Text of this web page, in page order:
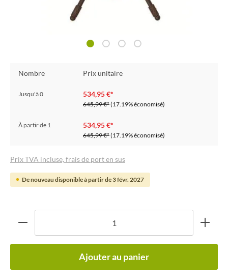
Nombre Prix unitaire
Jusqu'à0 534,95 €*
645,99 €*(17.19% économisé)
À partir de 1 534,95 €*
645,99 €*(17.19% économisé)
Prix TVA incluse, frais de port en sus
De nouveau disponible à partir de 3 févr. 2027
Ajouter au panier